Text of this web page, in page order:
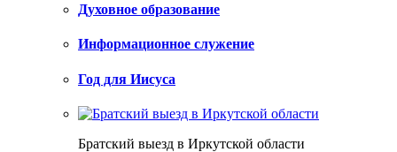
Духовное образование
Информационное служение
Год для Иисуса
Братский выезд в Иркутской области